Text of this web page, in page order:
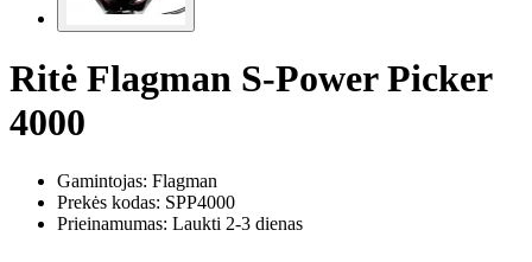
Ritė Flagman S-Power Picker
4000
Gamintojas: Flagman
Prekės kodas: SPP4000
Prieinamumas: Laukti 2-3 dienas